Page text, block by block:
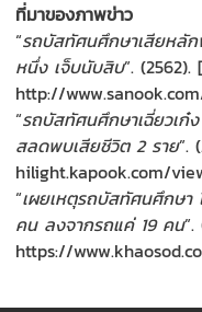
ที่มาของภาพข่าว
“รถบัสทัศนศึกษาเสียหลั
หนึ่ง เจ็บนับสิบ”.
http://
“รถบัสทัศนศึกษาเฉี่ยวเก๋
สลดพบเสียชีวิต2 ราย”.
hilight.kapook.com/
“เผยเหตุรถบัสทัศนศึกษา
คน ลงจากรถแค่ 19 คน
https://